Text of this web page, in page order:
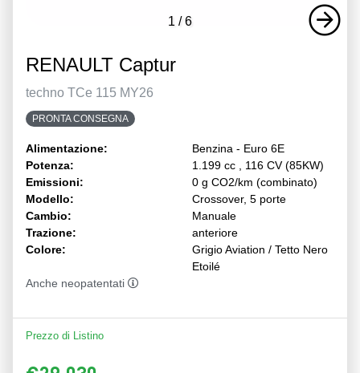
1 / 6
RENAULT Captur
techno TCe 115 MY26
PRONTA CONSEGNA
Alimentazione:
Benzina - Euro 6E
Potenza:
1.199 cc , 116 CV (85KW)
Emissioni:
0 g CO2/km (combinato)
Modello:
Crossover, 5 porte
Cambio:
Manuale
Trazione:
anteriore
Colore:
Grigio Aviation / Tetto Nero
Etoilé
Anche neopatentati
Prezzo di Listino